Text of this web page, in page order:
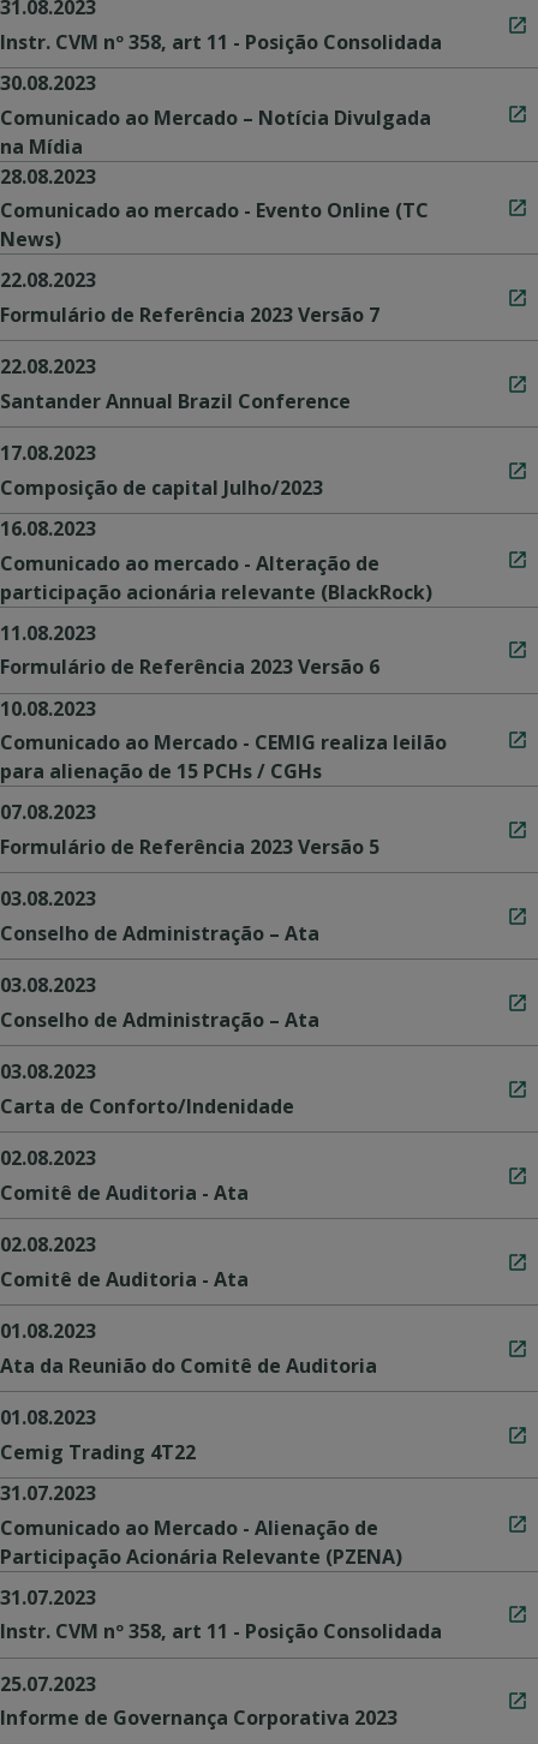
31.08.2023
Instr. CVM nº 358, art 11 - Posição Consolidada
30.08.2023
Comunicado ao Mercado – Notícia Divulgada
na Mídia
28.08.2023
Comunicado ao mercado - Evento Online (TC
News)
22.08.2023
Formulário de Referência 2023 Versão 7
22.08.2023
Santander Annual Brazil Conference
17.08.2023
Composição de capital Julho/2023
16.08.2023
Comunicado ao mercado - Alteração de
participação acionária relevante (BlackRock)
11.08.2023
Formulário de Referência 2023 Versão 6
10.08.2023
Comunicado ao Mercado - CEMIG realiza leilão
para alienação de 15 PCHs / CGHs
07.08.2023
Formulário de Referência 2023 Versão 5
03.08.2023
Conselho de Administração – Ata
03.08.2023
Conselho de Administração – Ata
03.08.2023
Carta de Conforto/Indenidade
02.08.2023
Comitê de Auditoria - Ata
02.08.2023
Comitê de Auditoria - Ata
01.08.2023
Ata da Reunião do Comitê de Auditoria
01.08.2023
Cemig Trading 4T22
31.07.2023
Comunicado ao Mercado - Alienação de
Participação Acionária Relevante (PZENA)
31.07.2023
Instr. CVM nº 358, art 11 - Posição Consolidada
25.07.2023
Informe de Governança Corporativa 2023